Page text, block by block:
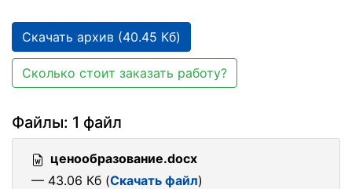
Скачать архив (40.45 Кб)
Сколько стоит заказать работу?
Файлы: 1 файл
ценообразование.docx
— 43.06 Кб (Скачать файл)